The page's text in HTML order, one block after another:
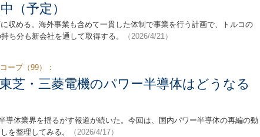
（予定）
収める。海外事業も含めて一貫した体制で事業を行う計画で、トルコの
ち分も新会社を通して取得する。
（2026/4/21）
ープ（99）：
芝・三菱電機のパワー半導体はどうなる
導体業界を揺るがす報道が続いた。今回は、国内パワー半導体の再編の動
を整理してみる。
（2026/4/17）